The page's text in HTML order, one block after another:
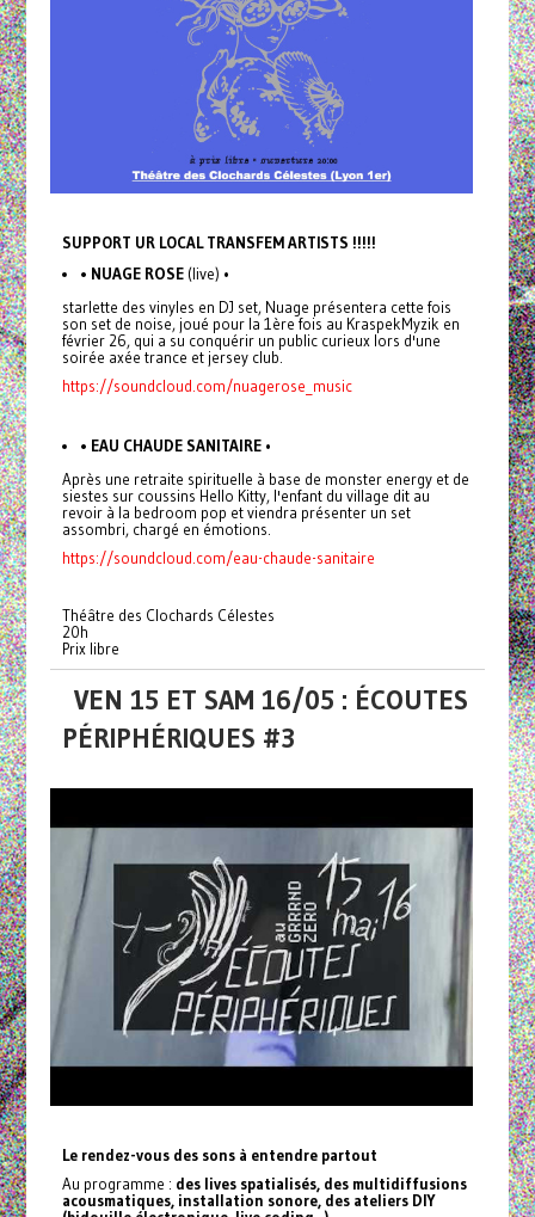
SUPPORT UR LOCAL TRANSFEM ARTISTS !!!!!
• NUAGE ROSE(live) •
starlette des vinyles en DJ set, Nuage présentera cette fois
son set de noise, joué pour la 1ère fois au KraspekMyzik en
février 26, qui a su conquérir un public curieux lors d'une
soirée axée trance et jersey club.
https://soundcloud.com/nuagerose_music
• EAU CHAUDE SANITAIRE•
Après une retraite spirituelle à base de monster energy et de
siestes sur coussins Hello Kitty, l'enfant du village dit au
revoir à la bedroom pop et viendra présenter un set
assombri, chargé en émotions.
https://soundcloud.com/eau-chaude-sanitaire
Théâtre des Clochards Célestes
20h
Prix libre
VEN 15 ET SAM 16/05 : ÉCOUTES
PÉRIPHÉRIQUES #3
Le rendez-vous des sons à entendre partout
Au programme : des lives spatialisés, des multidiffusions
acousmatiques, installation sonore, des ateliers DIY